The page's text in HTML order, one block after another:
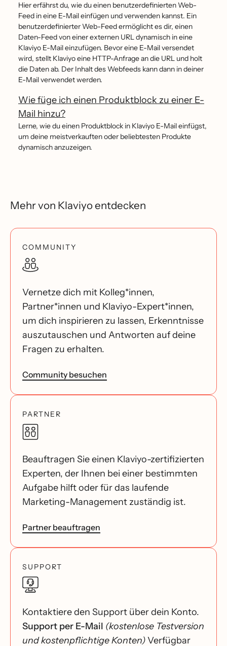
Hier erfährst du, wie du einen benutzerdefinierten Web-
Feed in eine E-Mail einfügen und verwenden kannst. Ein
benutzerdefinierter Web-Feed ermöglicht es dir, einen
Daten-Feed von einer externen URL dynamisch in eine
Klaviyo E-Mail einzufügen. Bevor eine E-Mail versendet
wird, stellt Klaviyo eine HTTP-Anfrage an die URL und holt
die Daten ab. Der Inhalt des Webfeeds kann dann in deiner
E-Mail verwendet werden.
Wie füge ich einen Produktblock zu einer E-
Mail hinzu?
Lerne, wie du einen Produktblock in Klaviyo E-Mail einfügst,
um deine meistverkauften oder beliebtesten Produkte
dynamisch anzuzeigen.
Mehr von Klaviyo entdecken
COMMUNITY
Vernetze dich mit Kolleg*innen,
Partner*innen und Klaviyo-Expert*innen,
um dich inspirieren zu lassen, Erkenntnisse
auszutauschen und Antworten auf deine
Fragen zu erhalten.
Community besuchen
PARTNER
Beauftragen Sie einen Klaviyo-zertifizierten
Experten, der Ihnen bei einer bestimmten
Aufgabe hilft oder für das laufende
Marketing-Management zuständig ist.
Partner beauftragen
SUPPORT
Kontaktiere den Support über dein Konto.
Support per E-Mail (kostenlose Testversion
und kostenpflichtige Konten)Verfügbar